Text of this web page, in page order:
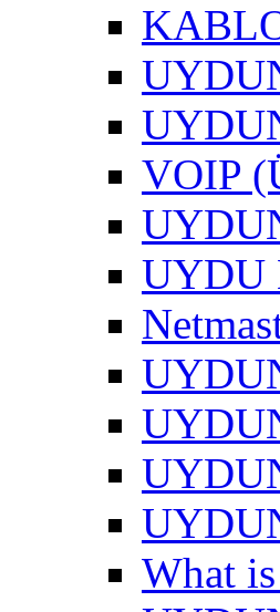
VOIP
UYDU
What